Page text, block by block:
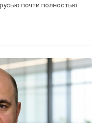
почти полностью